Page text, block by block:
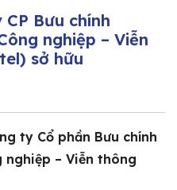
Bưu chính
nghiệp – Viễn
sở hữu
ty Cổ phần Bưu chính
– Viễn thông